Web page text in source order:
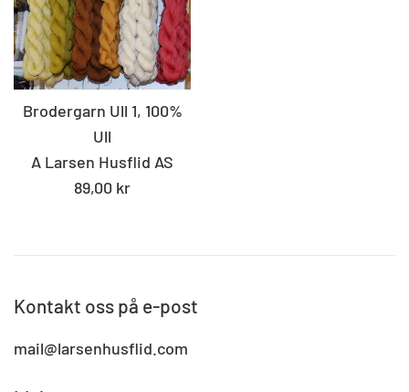
Brodergarn Ull 1, 100%
Ull
A Larsen Husflid AS
Standard
89,00 kr
Kontakt oss på e-post
mail@larsenhusflid.com